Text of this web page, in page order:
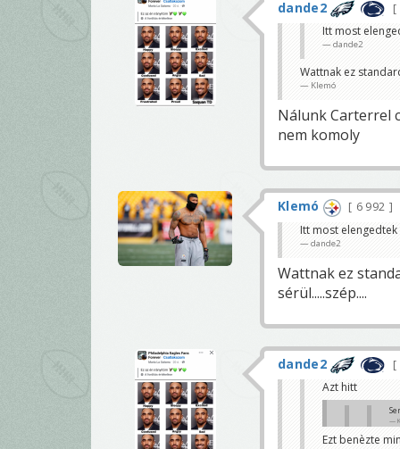
dande2
Itt most
dande2
Wattnak ez
Klemó
Nálunk Carterrel
nem komoly
Klemó
6 992
Itt most
dande2
Wattnak ez
sérül.....szép....
dande2
Azt hitt
Ezt benèzte